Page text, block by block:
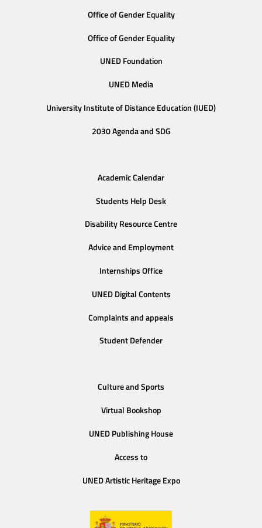
Office of Gender Equality
Office of Gender Equality
UNED Foundation
UNED Media
University Institute of Distance Education (IUED)
2030 Agenda and SDG
Academic Calendar
Students Help Desk
Disability Resource Centre
Advice and Employment
Internships Office
UNED Digital Contents
Complaints and appeals
Student Defender
Culture and Sports
Virtual Bookshop
UNED Publishing House
Access to
UNED Artistic Heritage Expo